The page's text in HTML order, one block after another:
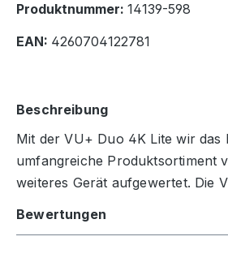
Produktnummer: 14139-598
EAN: 4260704122781
Beschreibung
Mit der VU+ Duo 4K Lite wir das
umfangreiche Produktsortiment
weiteres Gerät aufgewertet. Die
Bewertungen